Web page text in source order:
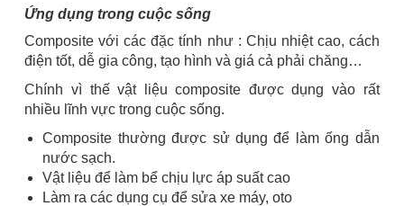
Ứng dụng trong cuộc sống
Composite với các đặc tính như : Chịu nhiệt cao, cách
điện tốt, dễ gia công, tạo hình và giá cả phải chăng…
Chính vì thế vật liệu composite được dụng vào rất
nhiều lĩnh vực trong cuộc sống.
Composite thường được sử dụng để làm ống dẫn
nước sạch.
Vật liệu để làm bể chịu lực áp suất cao
Làm ra các dụng cụ để sửa xe máy, oto